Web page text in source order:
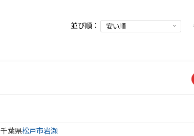
並び順：
千葉県松戸市岩瀬